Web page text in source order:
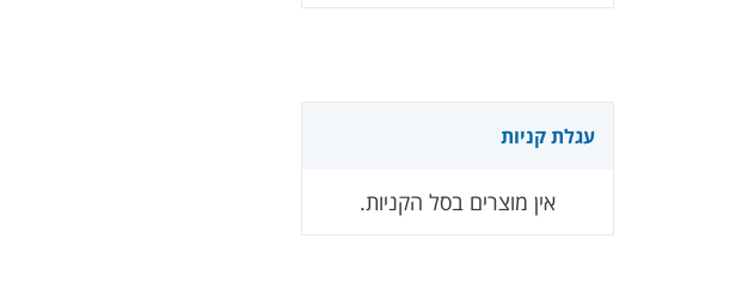
עגלת קניות
אין מוצרים בסל הקניות.